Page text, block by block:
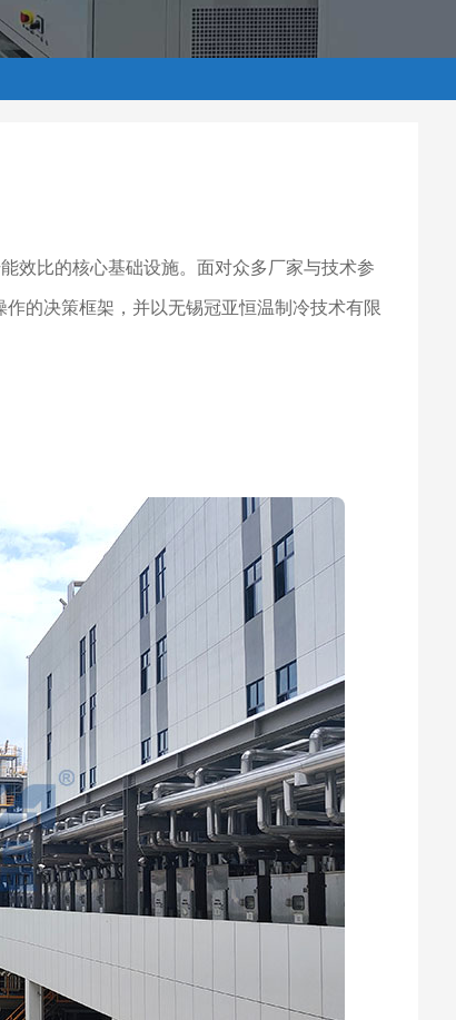
效比的核心基础设施。面对众多厂家与技术参
的决策框架，并以无锡冠亚恒温制冷技术有限